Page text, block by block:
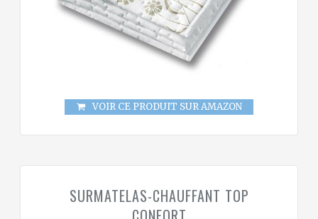
VOIR CE PRODUIT SUR AMAZON
SURMATELAS-CHAUFFANT TOP